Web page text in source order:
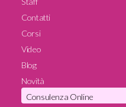
Contatti
Corsi
Video
Blog
Novità
Consulenza Online